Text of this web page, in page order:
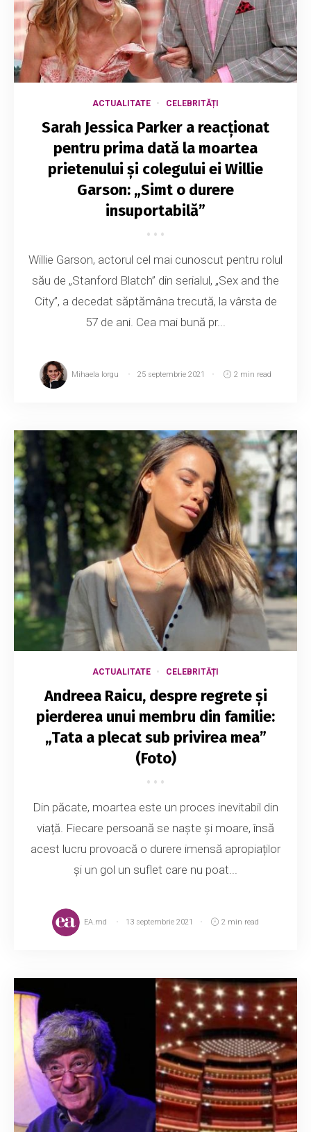
ACTUALITATE CELEBRITĂȚI
Sarah Jessica Parker a reacționat
pentru prima dată la moartea
prietenului și colegului ei Willie
Garson: „Simt o durere
insuportabilă”
Willie Garson, actorul cel mai cunoscut pentru rolul
său de „Stanford Blatch” din serialul, „Sex and the
City”, a decedat săptămâna trecută, la vârsta de
57 de ani. Cea mai bună pr...
Mihaela Iorgu 25 septembrie 2021 2 min read
ACTUALITATE CELEBRITĂȚI
Andreea Raicu, despre regrete și
pierderea unui membru din familie:
„Tata a plecat sub privirea mea”
(Foto)
Din păcate, moartea este un proces inevitabil din
viață. Fiecare persoană se naște și moare, însă
acest lucru provoacă o durere imensă apropiaților
și un gol un suflet care nu poat...
EA.md 13 septembrie 2021 2 min read